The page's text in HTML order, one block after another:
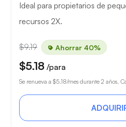
Ideal para propietarios de
recursos 2X.
$9.19 Ahorrar 40%
$5.18 /para
Se renueva a $5.18/mes durante 2 años.